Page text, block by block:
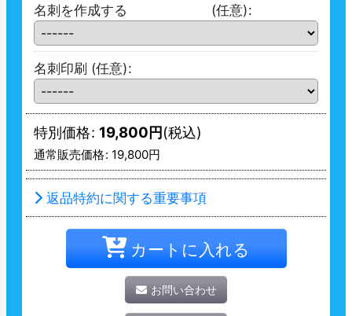
名刺を作成する (任意):
名刺印刷 (任意):
特別価格: 19,800円(税込)
通常販売価格: 19,800円
返品特約に関する重要事項
カートに入れる
お問い合わせ